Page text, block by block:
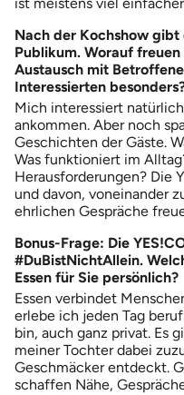
ist meistens viel
Nach der Kochshow gibt
Publikum. Worauf
Austausch mit
Interessierten
Mich interessiert
ankommen. Aber noch
Geschichten der Gäste.
Was funktioniert im
Herausforderungen? Die
und davon, voneinander
ehrlichen Gespräche
Bonus-Frage: Die
#DuBistNichtAllein.
Essen für Sie persönlich?
Essen verbindet
erlebe ich jeden Tag
bin, auch ganz privat. Es
meiner Tochter dabei
Geschmäcker entdeckt.
schaffen Nähe,